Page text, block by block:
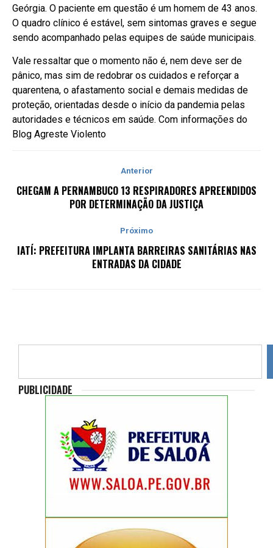
Geórgia. O paciente em questão é um homem de 43 anos.
O quadro clínico é estável, sem sintomas graves e segue
sendo acompanhado pelas equipes de saúde municipais.
Vale ressaltar que o momento não é, nem deve ser de
pânico, mas sim de redobrar os cuidados e reforçar a
quarentena, o afastamento social e demais medidas de
proteção, orientadas desde o início da pandemia pelas
autoridades e técnicos em saúde. Com informações do
Blog Agreste Violento
Anterior
CHEGAM A PERNAMBUCO 13 RESPIRADORES APREENDIDOS
POR DETERMINAÇÃO DA JUSTIÇA
Próximo
IATÍ: PREFEITURA IMPLANTA BARREIRAS SANITÁRIAS NAS
ENTRADAS DA CIDADE
PUBLICIDADE